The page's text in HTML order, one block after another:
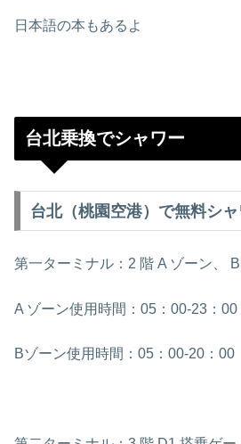
日本語の本もあるよ
台北乗換でシャワー
台北（桃園空港）で無料シ
第一ターミナル：2 階 A ゾーン、
A ゾーン使用時間：05：00-23：00
Bゾーン使用時間：05：00-20：00